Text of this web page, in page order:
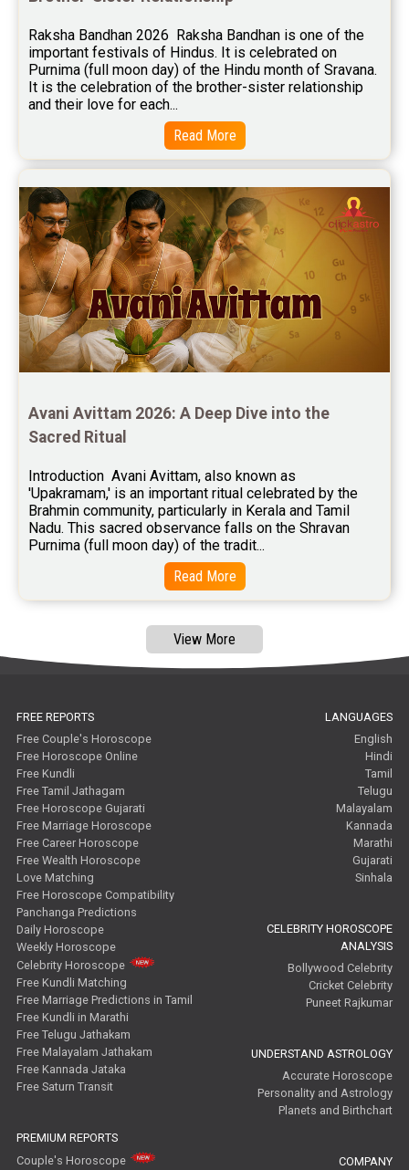
Free Wealth Horoscope Reviews
Free Marriage Horoscope Reviews
Free Star Horoscope Reviews
Baby Names Reviews
Free Chinese Horoscope Reviews
Free Feng Shui Reviews
Free Panchanga Predictions Reviews
Astrology Consultancy Reviews
Free Janam Kundali Reviews
Free Astrology Reviews
Raksha Bandhan 2026  Raksha Bandhan is one of the
important festivals of Hindus. It is celebrated on
Purnima (full moon day) of the Hindu month of Sravana.
It is the celebration of the brother-sister relationship
and their love for each...
Read More
Avani Avittam 2026: A Deep Dive into the
Sacred Ritual
Introduction  Avani Avittam, also known as
'Upakramam,' is an important ritual celebrated by the
Brahmin community, particularly in Kerala and Tamil
Nadu. This sacred observance falls on the Shravan
Purnima (full moon day) of the tradit...
Read More
View More
FREE REPORTS
Free Couple's Horoscope
Free Horoscope Online
Free Kundli
Free Tamil Jathagam
Free Horoscope Gujarati
Free Marriage Horoscope
Free Career Horoscope
Free Wealth Horoscope
Love Matching
Free Horoscope Compatibility
Panchanga Predictions
Daily Horoscope
Weekly Horoscope
Celebrity Horoscope
Free Kundli Matching
Free Marriage Predictions in Tamil
Free Kundli in Marathi
Free Telugu Jathakam
Free Malayalam Jathakam
Free Kannada Jataka
Free Saturn Transit
PREMIUM REPORTS
Couple's Horoscope
LANGUAGES
English
Hindi
Tamil
Telugu
Malayalam
Kannada
Marathi
Gujarati
Sinhala
CELEBRITY HOROSCOPE
ANALYSIS
Bollywood Celebrity
Cricket Celebrity
Puneet Rajkumar
UNDERSTAND ASTROLOGY
Accurate Horoscope
Personality and Astrology
Planets and Birthchart
COMPANY